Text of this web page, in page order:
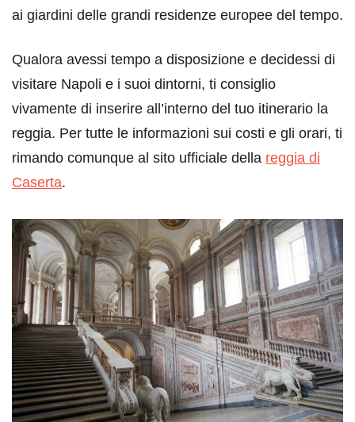
ai giardini delle grandi residenze europee del tempo.
Qualora avessi tempo a disposizione e decidessi di
visitare Napoli e i suoi dintorni, ti consiglio
vivamente di inserire all’interno del tuo itinerario la
reggia. Per tutte le informazioni sui costi e gli orari, ti
rimando comunque al sito ufficiale della reggia di
Caserta.